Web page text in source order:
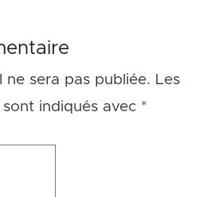
ne sera pas publiée. Les
indiqués avec *